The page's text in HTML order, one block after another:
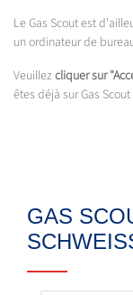
Le Gas Scout est
un ordinateur de
Veuillezcliquer sur
êtes déjà sur Gas
GAS